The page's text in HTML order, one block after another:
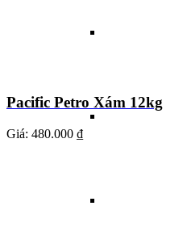
Pacific Petro Xám 12kg
Giá: 480.000 ₫